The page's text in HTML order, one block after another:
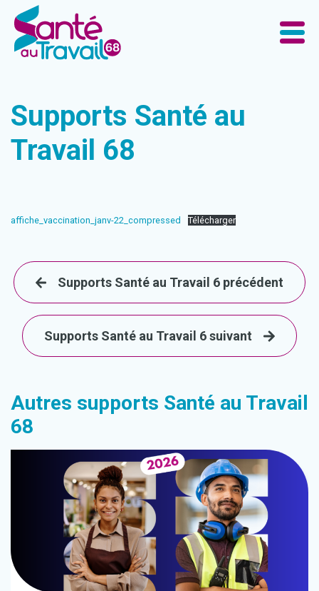
Supports Santé au
Travail 68
affiche_vaccination_janv-22_compressed Télécharger
Supports Santé au Travail 6 précédent
Supports Santé au Travail 6 suivant
Autres supports Santé au Travail
68